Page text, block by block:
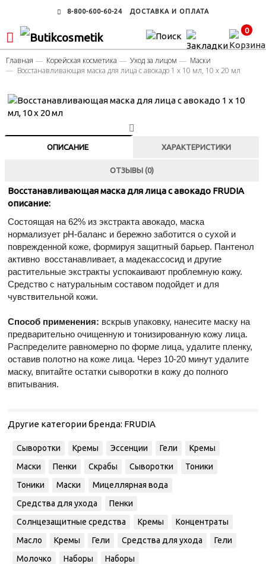
8-800-600-60-24 ДОСТАВКА И ОПЛАТА
0
Главная Корейская косметика Уход за лицом
Маски
Восстанавливающая маска для лица с авокадо 1 х 10 мл, 10 х 20 мл
ОПИСАНИЕ ХАРАКТЕРИСТИКИ
ОТЗЫВЫ (0)
Восстанавливающая маска для лица с авокадо FRUDIA
описание:
Состоящая на 62% из экстракта авокадо, маска
нормализует pH-баланс и бережно заботится о сухой и
поврежденной коже, формируя защитный барьер. Пантенол
активно восстанавливает, а мадекассосид и другие
растительные экстракты успокаивают проблемную кожу.
Средство с натуральным составом подойдет и для
чувствительной кожи.
Способ применения: вскрыв упаковку, нанесите маску на
предварительно очищенную и тонизированную кожу лица.
Распределите равномерно по форме лица, удалите пленку,
оставив полотно на коже лица. Через 10-20 минут удалите
маску, впитайте остатки сыворотки в кожу до полного
впитывания.
Другие категории бренда: FRUDIA
Сыворотки Кремы Эссенции Гели
Кремы
Маски
Пенки Скрабы Сыворотки
Тоники
Тоники
Маски
Мицеллярная вода
Средства для ухода
Пенки
Солнцезащитные средства
Кремы
Концентраты
Масло
Кремы Гели Средства для ухода
Гели
Молочко
Наборы Наборы